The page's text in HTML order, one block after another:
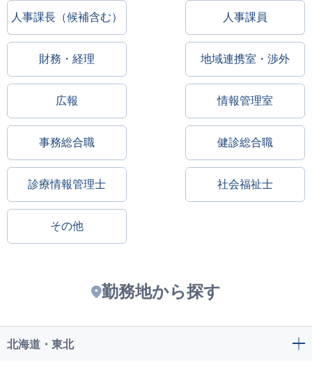
人事課長（候補含む） 人事課員
財務・経理 地域連携室・渉外
広報 情報管理室
事務総合職 健診総合職
診療情報管理士 社会福祉士
その他
勤務地から探す
北海道・東北